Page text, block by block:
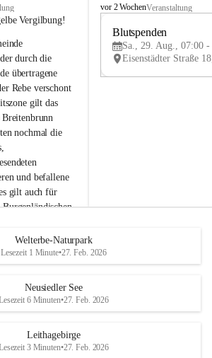
Vergilbung!
durch die
übertragene
Rebe verschont
gilt das
Breitenbrunn
nochmal die
und befallene
gilt auch für
Burgenländischen
gepflegte oder
zu roden! Bitte
unsere Winzer
Ernteausfällen
wirtschaftlichen
B
e
u
e
d
r
S
vor 2 WochenVeranstaltung
Blutspenden
Sa., 29. Aug., 07:00 -
Welterbe-Naturpark
Lesezeit 1 Minute•27. Feb. 2026
Neusiedler See
6 Minuten•27. Feb. 2026
Leithagebirge
3 Minuten•27. Feb. 2026